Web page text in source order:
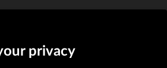
privacy